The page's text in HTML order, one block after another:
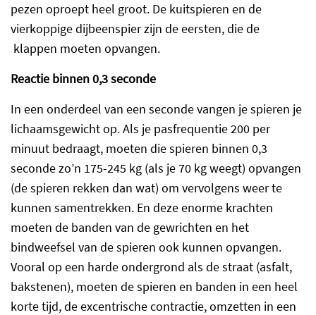
pezen oproept heel groot. De kuitspieren en de
vierkoppige dijbeenspier zijn de eersten, die de
klappen moeten opvangen.
Reactie binnen 0,3 seconde
In een onderdeel van een seconde vangen je spieren je
lichaamsgewicht op. Als je pasfrequentie 200 per
minuut bedraagt, moeten die spieren binnen 0,3
seconde zo’n 175-245 kg (als je 70 kg weegt) opvangen
(de spieren rekken dan wat) om vervolgens weer te
kunnen samentrekken. En deze enorme krachten
moeten de banden van de gewrichten en het
bindweefsel van de spieren ook kunnen opvangen.
Vooral op een harde ondergrond als de straat (asfalt,
bakstenen), moeten de spieren en banden in een heel
korte tijd, de excentrische contractie, omzetten in een